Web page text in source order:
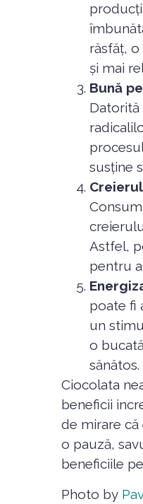
răsfăț,
și mai
Bună
Datorită
susține
Astfel,
pentru
poate fi
un
o
sănătos.
Ciocolata
beneficii
de mirare că
o pauză,
beneficiile
Photo by